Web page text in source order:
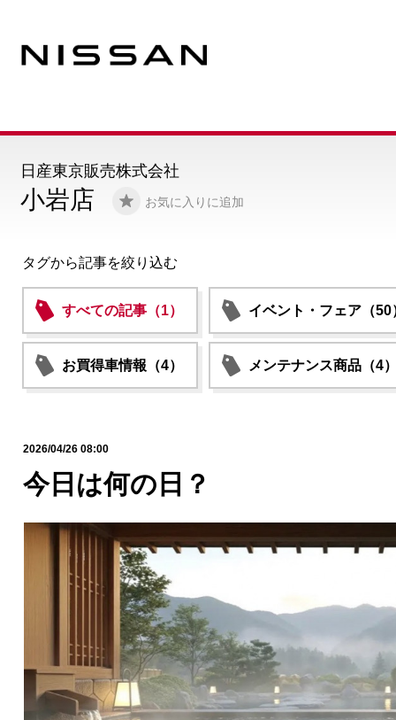
小岩店 お気に入りに追加
日産東京販売株式会社
タグから記事を絞り込む
すべての記事（1） イベント・フェア（50
お買得車情報（4） メンテナンス商品（4
2026/04/26 08:00
今日は何の日？